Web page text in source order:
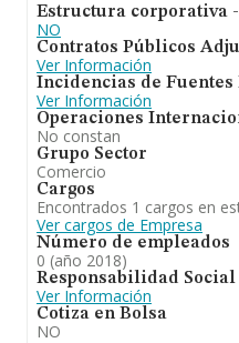
Estructura corporativa
NO
Contratos Públicos
Ver Información
Incidencias de Fuentes
Ver Información
Operaciones
No constan
Grupo Sector
Comercio
Cargos
Encontrados 1 cargos en
Ver cargos de Empresa
Número de empleados
0 (año 2018)
Responsabilidad
Ver Información
Cotiza en Bolsa
NO